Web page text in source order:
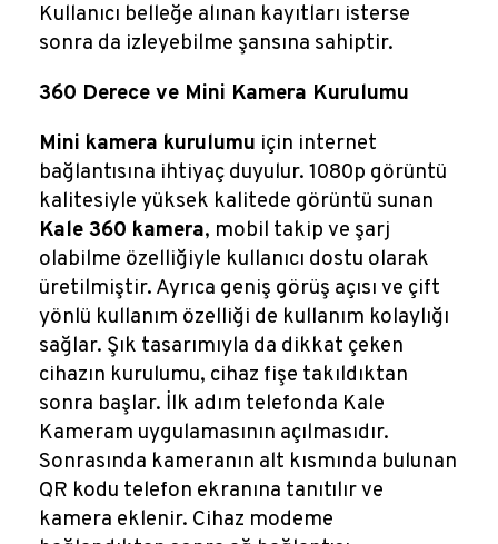
Kullanıcı belleğe alınan kayıtları isterse
sonra da izleyebilme şansına sahiptir.
360 Derece ve Mini Kamera Kurulumu
Mini kamera kurulumu için internet
bağlantısına ihtiyaç duyulur. 1080p görüntü
kalitesiyle yüksek kalitede görüntü sunan
Kale 360 kamera, mobil takip ve şarj
olabilme özelliğiyle kullanıcı dostu olarak
üretilmiştir. Ayrıca geniş görüş açısı ve çift
yönlü kullanım özelliği de kullanım kolaylığı
sağlar. Şık tasarımıyla da dikkat çeken
cihazın kurulumu, cihaz fişe takıldıktan
sonra başlar. İlk adım telefonda Kale
Kameram uygulamasının açılmasıdır.
Sonrasında kameranın alt kısmında bulunan
QR kodu telefon ekranına tanıtılır ve
kamera eklenir. Cihaz modeme